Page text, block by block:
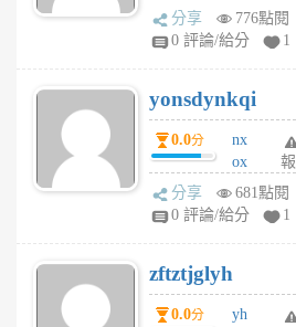
wt
sv
6
個
月
前
分享
776點閱
0 評論/給分
1
yonsdynkqi
0.0分
nx
ox
rh
pe
月
前
報
分享
681點閱
0 評論/給分
1
zftztjglyh
0.0分
yh